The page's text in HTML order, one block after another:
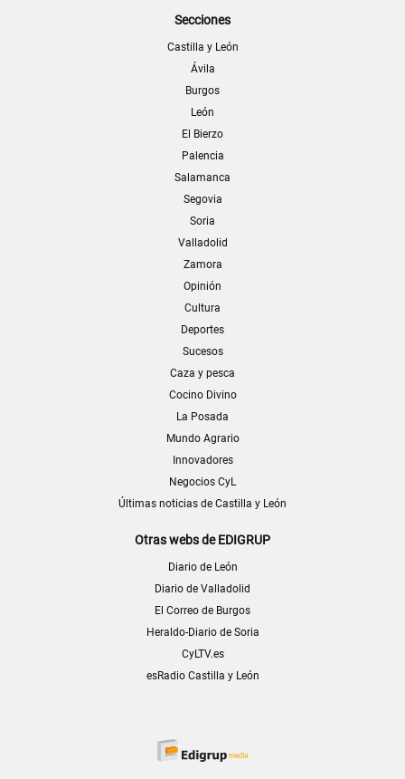
Secciones
Castilla y León
Ávila
Burgos
León
El Bierzo
Palencia
Salamanca
Segovia
Soria
Valladolid
Zamora
Opinión
Cultura
Deportes
Sucesos
Caza y pesca
Cocino Divino
La Posada
Mundo Agrario
Innovadores
Negocios CyL
Últimas noticias de Castilla y León
Otras webs de EDIGRUP
Diario de León
Diario de Valladolid
El Correo de Burgos
Heraldo-Diario de Soria
CyLTV.es
esRadio Castilla y León